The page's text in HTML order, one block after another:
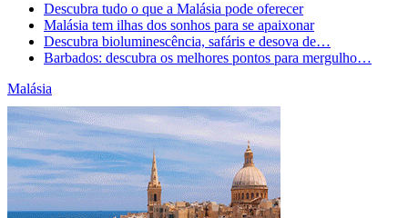
Descubra tudo o que a Malásia pode oferecer
Malásia tem ilhas dos sonhos para se apaixonar
Descubra bioluminescência, safáris e desova de…
Barbados: descubra os melhores pontos para mergulho…
Malásia